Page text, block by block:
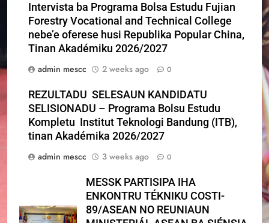
Intervista ba Programa Bolsa Estudu Fujian
Forestry Vocational and Technical College
nebe’e oferese husi Republika Popular China,
Tinan Akadémiku 2026/2027
admin mescc
2 weeks ago 0
REZULTADU SELESAUN KANDIDATU
SELISIONADU – Programa Bolsu Estudu
Kompletu Institut Teknologi Bandung (ITB),
tinan Akadémika 2026/2027
admin mescc
3 weeks ago 0
MESSK PARTISIPA IHA
ENKONTRU TÉKNIKU COSTI-
89/ASEAN NO REUNIAUN